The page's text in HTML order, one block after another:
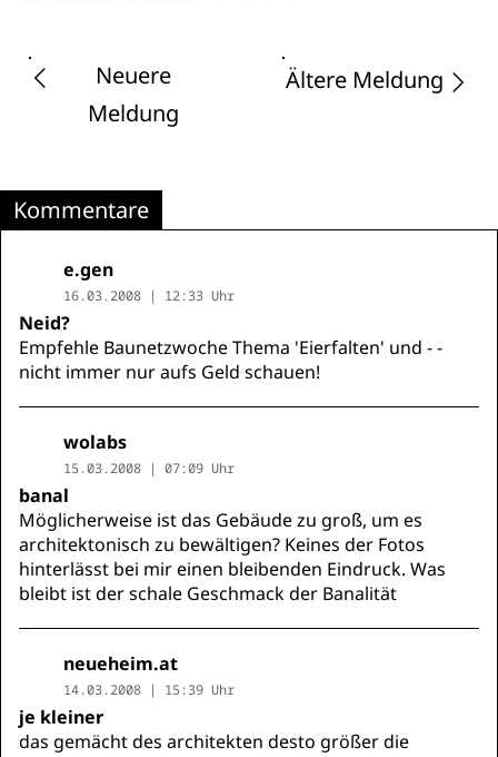
Neuere
Meldung
Ältere Meldung
Kommentare
e.gen
16.03.2008 | 12:33 Uhr
Neid?
Empfehle Baunetzwoche Thema 'Eierfalten' und - -
nicht immer nur aufs Geld schauen!
wolabs
15.03.2008 | 07:09 Uhr
banal
Möglicherweise ist das Gebäude zu groß, um es
architektonisch zu bewältigen? Keines der Fotos
hinterlässt bei mir einen bleibenden Eindruck. Was
bleibt ist der schale Geschmack der Banalität
neueheim.at
14.03.2008 | 15:39 Uhr
je kleiner
das gemächt des architekten desto größer die